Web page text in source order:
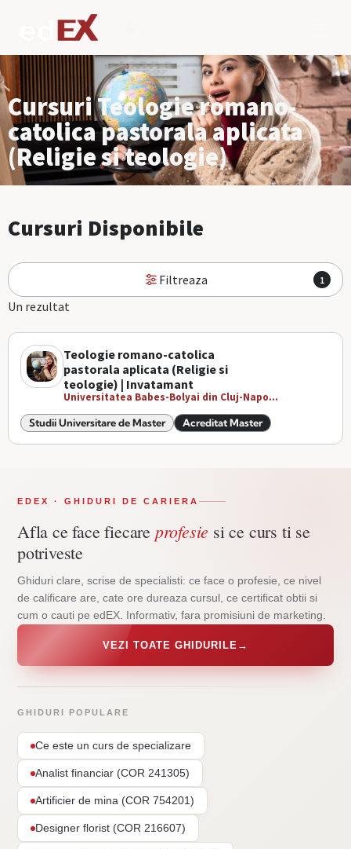
Cursuri Teologie romano-
catolica pastorala aplicata
(Religie si teologie)
Cursuri Disponibile
Filtreaza 1
Un rezultat
Teologie romano-catolica
pastorala aplicata (Religie si
teologie) | Invatamant
Universitatea Babes-Bolyai din Cluj-Napo...
Studii Universitare de Master Acreditat Master
EDEX · GHIDURI DE CARIERA
Afla ce face fiecare profesie si ce curs ti se
potriveste
Ghiduri clare, scrise de specialisti: ce face o profesie, ce nivel
de calificare are, cate ore dureaza cursul, ce certificat obtii si
cum o cauti pe edEX. Informativ, fara promisiuni de marketing.
VEZI TOATE GHIDURILE →
GHIDURI POPULARE
Ce este un curs de specializare
Analist financiar (COR 241305)
Artificier de mina (COR 754201)
Designer florist (COR 216607)